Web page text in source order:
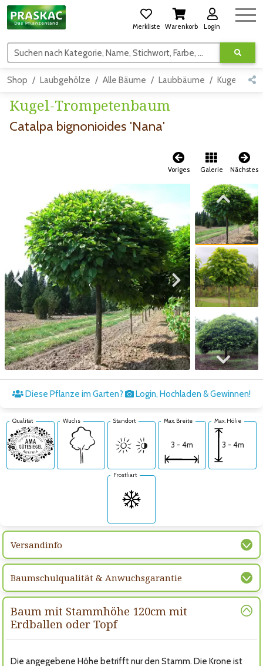
Merkliste Warenkorb Login
Suchen nach Kategorie, Name, Stichwort, Farbe, usw.
Shop Laubgehölze Alle Bäume Laubbäume Kugelform
Kugel-Trompetenbaum
Catalpa bignonioides 'Nana'
Voriges Galerie Nächstes
Zum vorigen Bild Zum nächsten Bild
Zum vorigen Bild
Zum nächsten Bild
Diese Pflanze im Garten? Login, Hochladen & Gewinnen!
Qualität Wuchs Standort Max. Breite
3 - 4m
Max. Höhe
3 - 4m
Frosthart
Versandinfo
Baumschulqualität & Anwuchsgarantie
Baum mit Stammhöhe 120cm mit
Erdballen oder Topf
Die angegebene Höhe betrifft nur den Stamm. Die Krone ist